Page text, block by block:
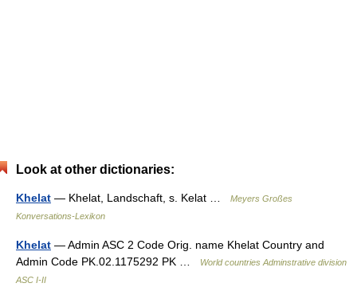
Look at other dictionaries:
Khelat — Khelat, Landschaft, s. Kelat …
Meyers Großes
Konversations-Lexikon
Khelat — Admin ASC 2 Code Orig. name Khelat Country and
Admin Code PK.02.1175292 PK …
World countries Adminstrative division
ASC I-II